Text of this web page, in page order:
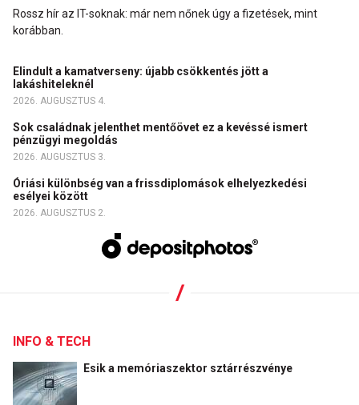
Rossz hír az IT-soknak: már nem nőnek úgy a fizetések, mint
korábban.
Elindult a kamatverseny: újabb csökkentés jött a
lakáshiteleknél
2026. AUGUSZTUS 4.
Sok családnak jelenthet mentőövet ez a kevéssé ismert
pénzügyi megoldás
2026. AUGUSZTUS 3.
Óriási különbség van a frissdiplomások elhelyezkedési
esélyei között
2026. AUGUSZTUS 2.
INFO & TECH
Esik a memóriaszektor sztárrészvénye